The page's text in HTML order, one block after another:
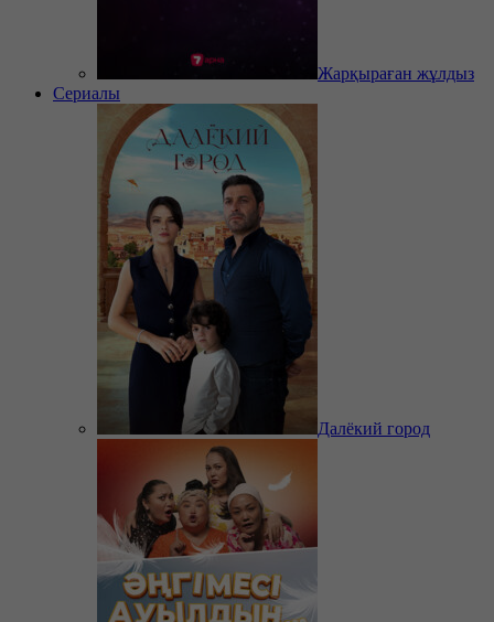
Жарқыраған жұлдыз
Сериалы
Далёкий город